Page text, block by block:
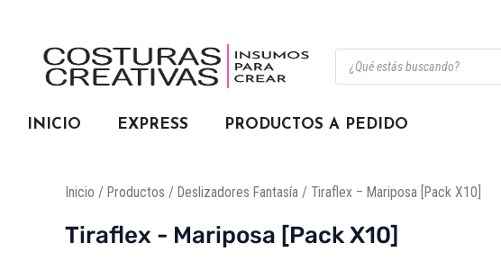
contenido
Búsqueda
productos
INICIO EXPRESS PRODUCTOS A PEDIDO
Inicio / Productos / Deslizadores Fantasía / Tiraflex – Mariposa [Pack X10]
Tiraflex - Mariposa [Pack X10]